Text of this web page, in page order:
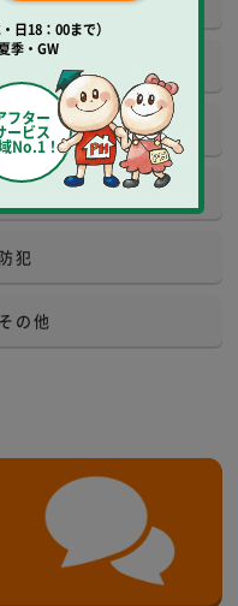
改築
防犯
その他
日18：00まで）
季・GW
フター
ービス
No.1！